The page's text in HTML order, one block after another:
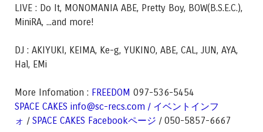
LIVE : Do It, MONOMANIA ABE, Pretty Boy, BOW(B.S.E.C.),
MiniRA, ...and more!
DJ : AKIYUKI, KEIMA, Ke-g, YUKINO, ABE, CAL, JUN, AYA,
Hal, EMi
More Infomation : FREEDOM 097-536-5454
SPACE CAKES info@sc-recs.com / イベントインフ
ォ / SPACE CAKES Facebookページ / 050-5857-6667